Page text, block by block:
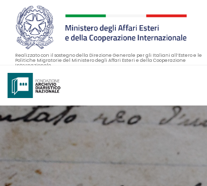
Realizzato con il sostegno della Direzione Generale per gli Italiani all’Estero e le
Politiche Migratorie del Ministero degli Affari Esteri e della Cooperazione
Internazionale